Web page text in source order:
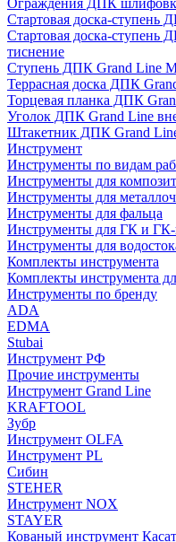
Ограждения ДПК
Стартовая доска-ступень
Стартовая доска-
тиснение
Ступень ДПК Grand Line
Террасная доска ДПК
Торцевая планка ДПК
Уголок ДПК Grand Line
Штакетник ДПК Grand
Инструмент
Инструменты по видам
Инструменты для
Инструменты для
Инструменты для фальца
Инструменты для ГК и
Инструменты для
Комплекты инструмента
Комплекты инструмента
Инструменты по бренду
ADA
EDMA
Stubai
Инструмент РФ
Прочие инструменты
Инструмент Grand Line
KRAFTOOL
Зубр
Инструмент OLFA
Инструмент PL
Сибин
STEHER
Инструмент NOX
STAYER
Кованый инструмент